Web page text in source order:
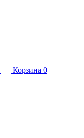
Корзина 0